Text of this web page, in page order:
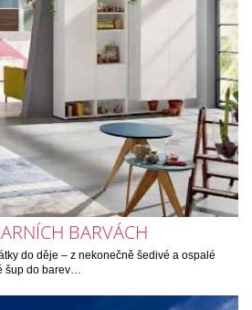
BARVÁCH
do děje – z nekonečně šedivé a ospalé
šup do barev…